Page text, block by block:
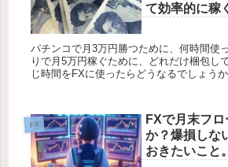
て効率的に稼
パチンコで月3万円勝つために、何時間使
りで月5万円稼ぐために、どれだけ梱包し
じ時間をFXに使ったらどうなるでしょうか。 投資や副業
FX
FXで月末フ
か？爆損しな
おきたいこと。